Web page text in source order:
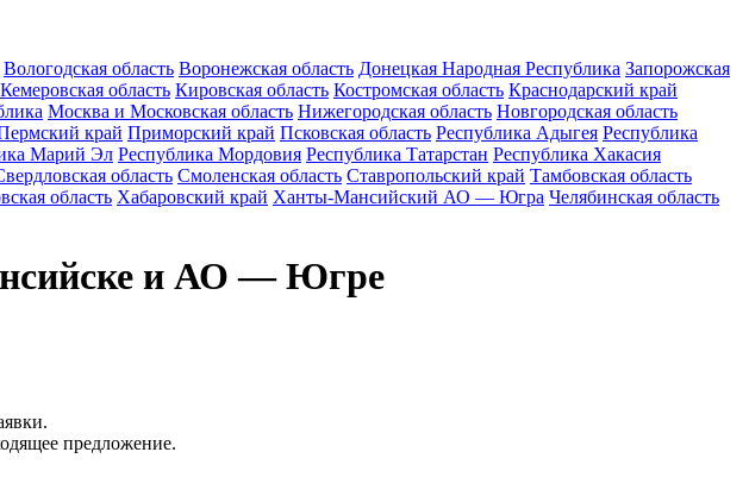
Вологодская область Воронежская область Донецкая Народная Республика Запорожская
Кемеровская область Кировская область Костромская область Краснодарский край
Москва и Московская область Нижегородская область Новгородская область
край Приморский край Псковская область Республика Адыгея Республика
Марий Эл Республика Мордовия Республика Татарстан Республика Хакасия
область Смоленская область Ставропольский край Тамбовская область
область Хабаровский край Ханты-Мансийский АО — Югра Челябинская область
и АО — Югре
предложение.